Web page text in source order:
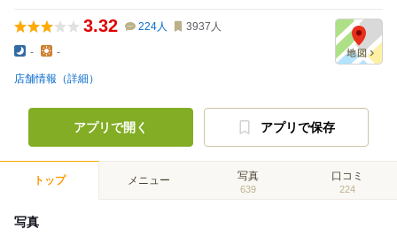
3.32 224人 3937 人
- -
店舗情報（詳細）
アプリで開く アプリで保存
トップ メニュー 写真
639
口コミ
224
写真